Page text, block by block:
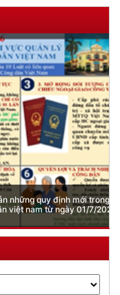
quy định mới trong lĩnh
nam từ ngày 01/7/2026